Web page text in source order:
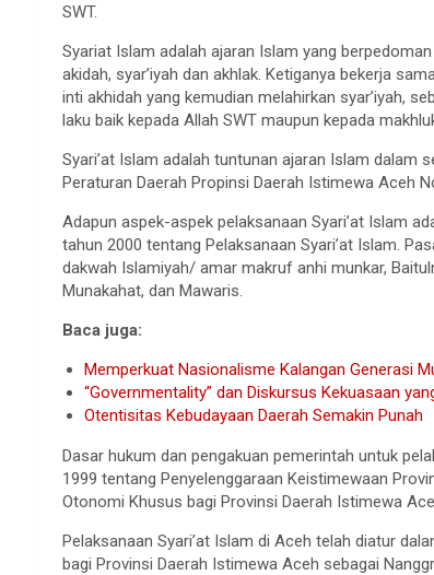
SWT.
Syariat Islam adalah ajaran Islam yang
akidah, syar’iyah dan akhlak. Ketiganya bekerja
inti akhidah yang kemudian melahirkan syar’iyah,
laku baik kepada Allah SWT maupun kepada
Syari’at Islam adalah tuntunan ajaran Islam dalam
Peraturan Daerah Propinsi Daerah Istimewa Aceh
Adapun aspek-aspek pelaksanaan Syari’at Islam
tahun 2000 tentang Pelaksanaan Syari’at Islam.
dakwah Islamiyah/ amar makruf anhi munkar,
Munakahat, dan Mawaris.
Baca juga:
Memperkuat Nasionalisme Kalangan Generasi
“Governmentality” dan Diskursus Kekuasaan
Otentisitas Kebudayaan Daerah Semakin Punah
Dasar hukum dan pengakuan pemerintah untuk
1999 tentang Penyelenggaraan Keistimewaan
Otonomi Khusus bagi Provinsi Daerah Istimewa
Pelaksanaan Syari’at Islam di Aceh telah diatur
bagi Provinsi Daerah Istimewa Aceh sebagai